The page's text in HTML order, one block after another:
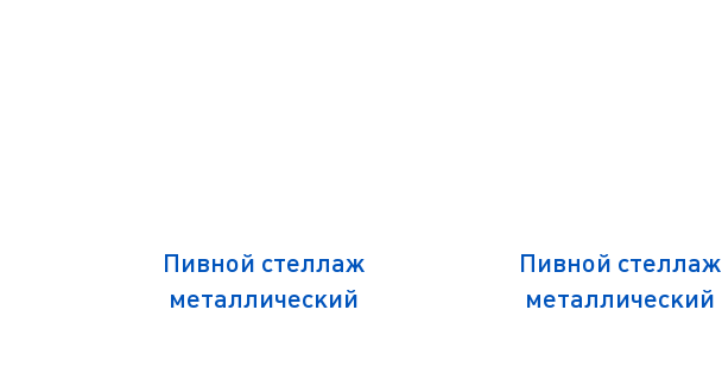
Пивной стеллаж
металлический
Пивной стеллаж
металлический